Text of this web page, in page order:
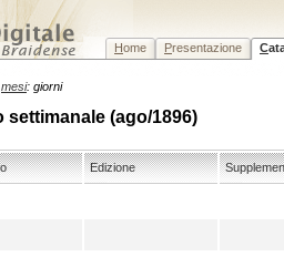
Home Presentazione C
mesi: giorni
settimanale (ago/1896)
Edizione